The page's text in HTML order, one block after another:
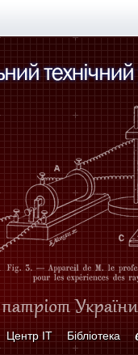
Центр ІТ Бібліотека